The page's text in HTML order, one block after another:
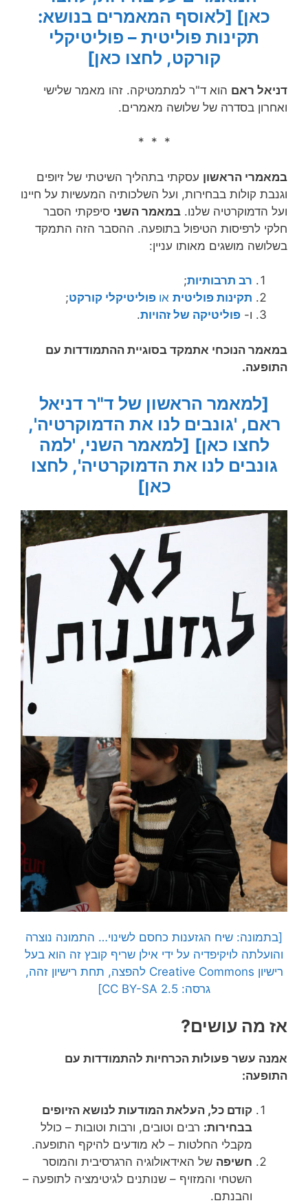
כאן] [לאוסף המאמרים בנושא:
תקינות פוליטית – פוליטיקלי
קורקט, לחצו כאן]
דניאל ראם הוא ד"ר למתמטיקה. זהו מאמר שלישי
ואחרון בסדרה של שלושה מאמרים.
* * *
במאמרי הראשון עסקתי בתהליך השיטתי של זיופים
וגנבת קולות בבחירות, ועל השלכותיה המעשיות על חיינו
ועל הדמוקרטיה שלנו. במאמר השני סיפקתי הסבר
חלקי לרפיסות הטיפול בתופעה. ההסבר הזה התמקד
בשלושה מושגים מאותו עניין:
רב תרבותיות;
תקינות פוליטית או פוליטיקלי קורקט;
ו- פוליטיקה של זהויות.
במאמר הנוכחי אתמקד בסוגיית ההתמודדות עם
התופעה.
[למאמר הראשון של ד"ר דניאל
ראם, 'גונבים לנו את הדמוקרטיה',
לחצו כאן] [למאמר השני, 'למה
גונבים לנו את הדמוקרטיה', לחצו
כאן]
[בתמונה: שיח הגזענות כחסם לשינוי… התמונה נוצרה
והועלתה לויקיפדיה על ידי אילן שריף קובץ זה הוא בעל
רישיון Creative Commons להפצה, תחת רישיון זהה,
גרסה: CC BY-SA 2.5]
אז מה עושים?
אמנה עשר פעולות הכרחיות להתמודדות עם
התופעה:
קודם כל, העלאת המודעות לנושא הזיופים
בבחירות: רבים וטובים, ורבות וטובות – כולל
מקבלי החלטות – לא מודעים להיקף התופעה.
חשיפה של האידאולוגיה הרגרסיבית והמוסר
השטחי והמזויף – שנותנים לגיטימציה לתופעה –
והבנתם.